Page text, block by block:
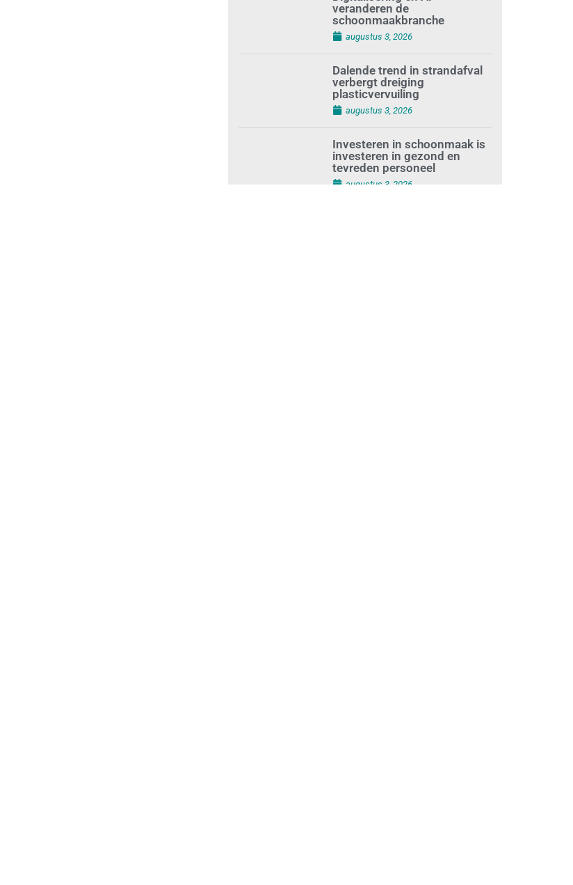
Digitalisering en AI
veranderen de
schoonmaakbranche
Dalende trend in strandafval
verbergt dreiging
plasticvervuiling
Investeren in schoonmaak is
investeren in gezond en